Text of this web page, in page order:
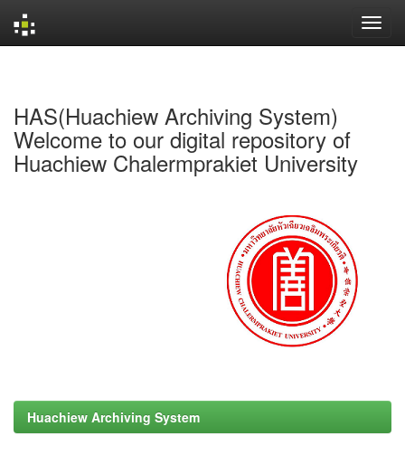
HAS(Huachiew Archiving System)
Welcome to our digital repository of
Huachiew Chalermprakiet University
Huachiew Archiving System